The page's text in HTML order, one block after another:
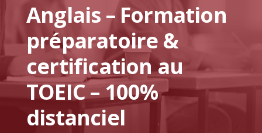
Anglais – Formation
préparatoire &
certification au
TOEIC – 100%
distanciel